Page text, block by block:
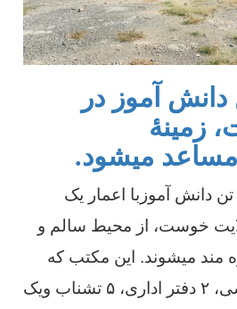
تن دانش آموز در
زمینۀ
میشود.
۱۳۹۹- ۳۶۰ تن دانش آموزبا اعمار یک
خوست، از محیط سالم و
میشوند. این مکتب که
دارای ۱۲ صنف درسی، ۲ دفتر اداری، ۵ تشناب ویک